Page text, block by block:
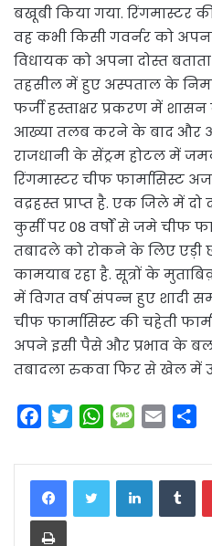
बखूबी किया गया. रिंगमास्टर
वह कभी किसी गवर्नर को
विधायक को अपना दोस्त
तहसील में हुए अस्पताल के
फर्जी हस्ताक्षर प्रकरण में
आख्या तलब करने के बाद और
राजधानी के सेंट्रम होटल में
रिंगमास्टर चीफ फार्मासिस्ट
वद्रहस्त प्राप्त है. एक जिले में
कुर्सी पर 08 वर्षों से जमे चीफ
तबादले को रोकने के लिए एड़ी
कामयाब रहा है. सूत्रों के
में विगत वर्ष संपन्न हुए शादी
चीफ फार्मासिस्ट की चहेती फार्म
अपने इसी पैसे और प्रभाव के
तबादला रुकवा फिर से खेल में
c
e
b
o
i
t
t
W
a
t
s
M
s
s
a
a
i
a
r
e
LinkedIn
Print